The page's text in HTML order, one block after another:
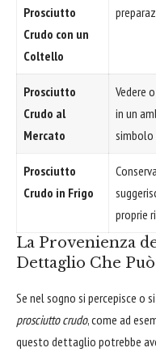
Prosciutto
Crudo con un
Coltello
Prosciutto
Crudo al
Mercato
Vedere
in un
simbolo
Prosciutto
Crudo in Frigo
proprie
La Provenienza
Dettaglio Che
Se nel sogno si percepisce o
prosciutto crudo, come ad
questo dettaglio potrebbe